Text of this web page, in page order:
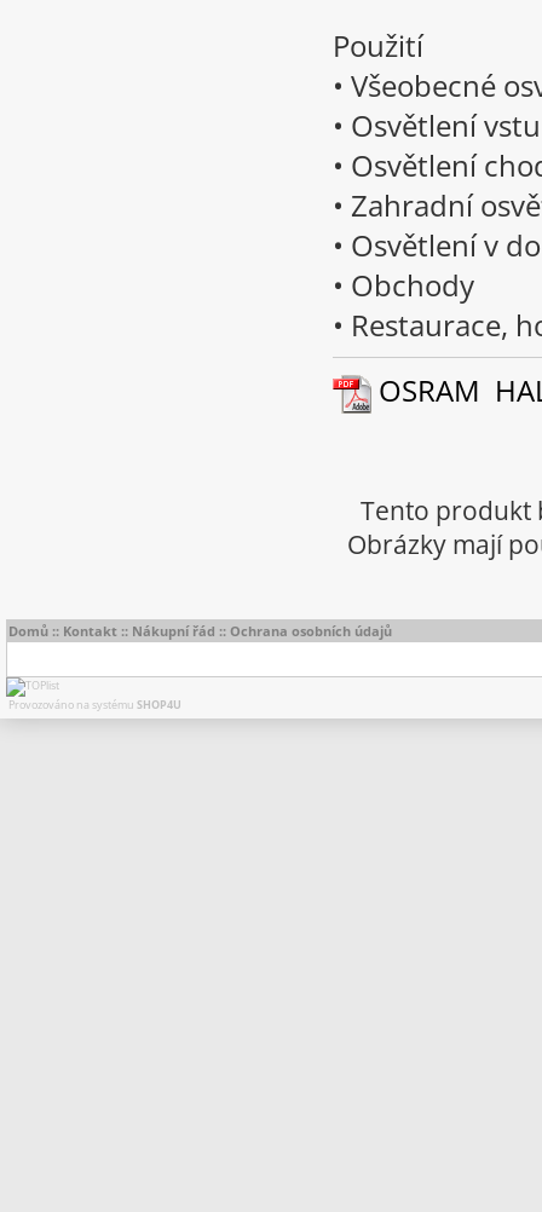
Použití
• Všeobecné
• Osvětlení
• Osvětlení
• Zahradní
• Osvětlení v
• Obchody
• Restaurace,
OSRAM
Tento produkt
Obrázky mají
Domů :: Kontakt :: Nákupní řád :: Ochrana osobních údajů
Provozováno na systému SHOP4U